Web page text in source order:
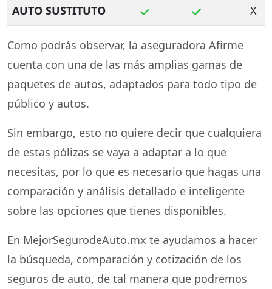
AUTO SUSTITUTO X
Como podrás observar, la aseguradora Afirme
cuenta con una de las más amplias gamas de
paquetes de autos, adaptados para todo tipo de
público y autos.
Sin embargo, esto no quiere decir que cualquiera
de estas pólizas se vaya a adaptar a lo que
necesitas, por lo que es necesario que hagas una
comparación y análisis detallado e inteligente
sobre las opciones que tienes disponibles.
En MejorSegurodeAuto.mx te ayudamos a hacer
la búsqueda, comparación y cotización de los
seguros de auto, de tal manera que podremos